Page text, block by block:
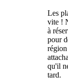
Les
vite !
à
pour
qu'il
tard.